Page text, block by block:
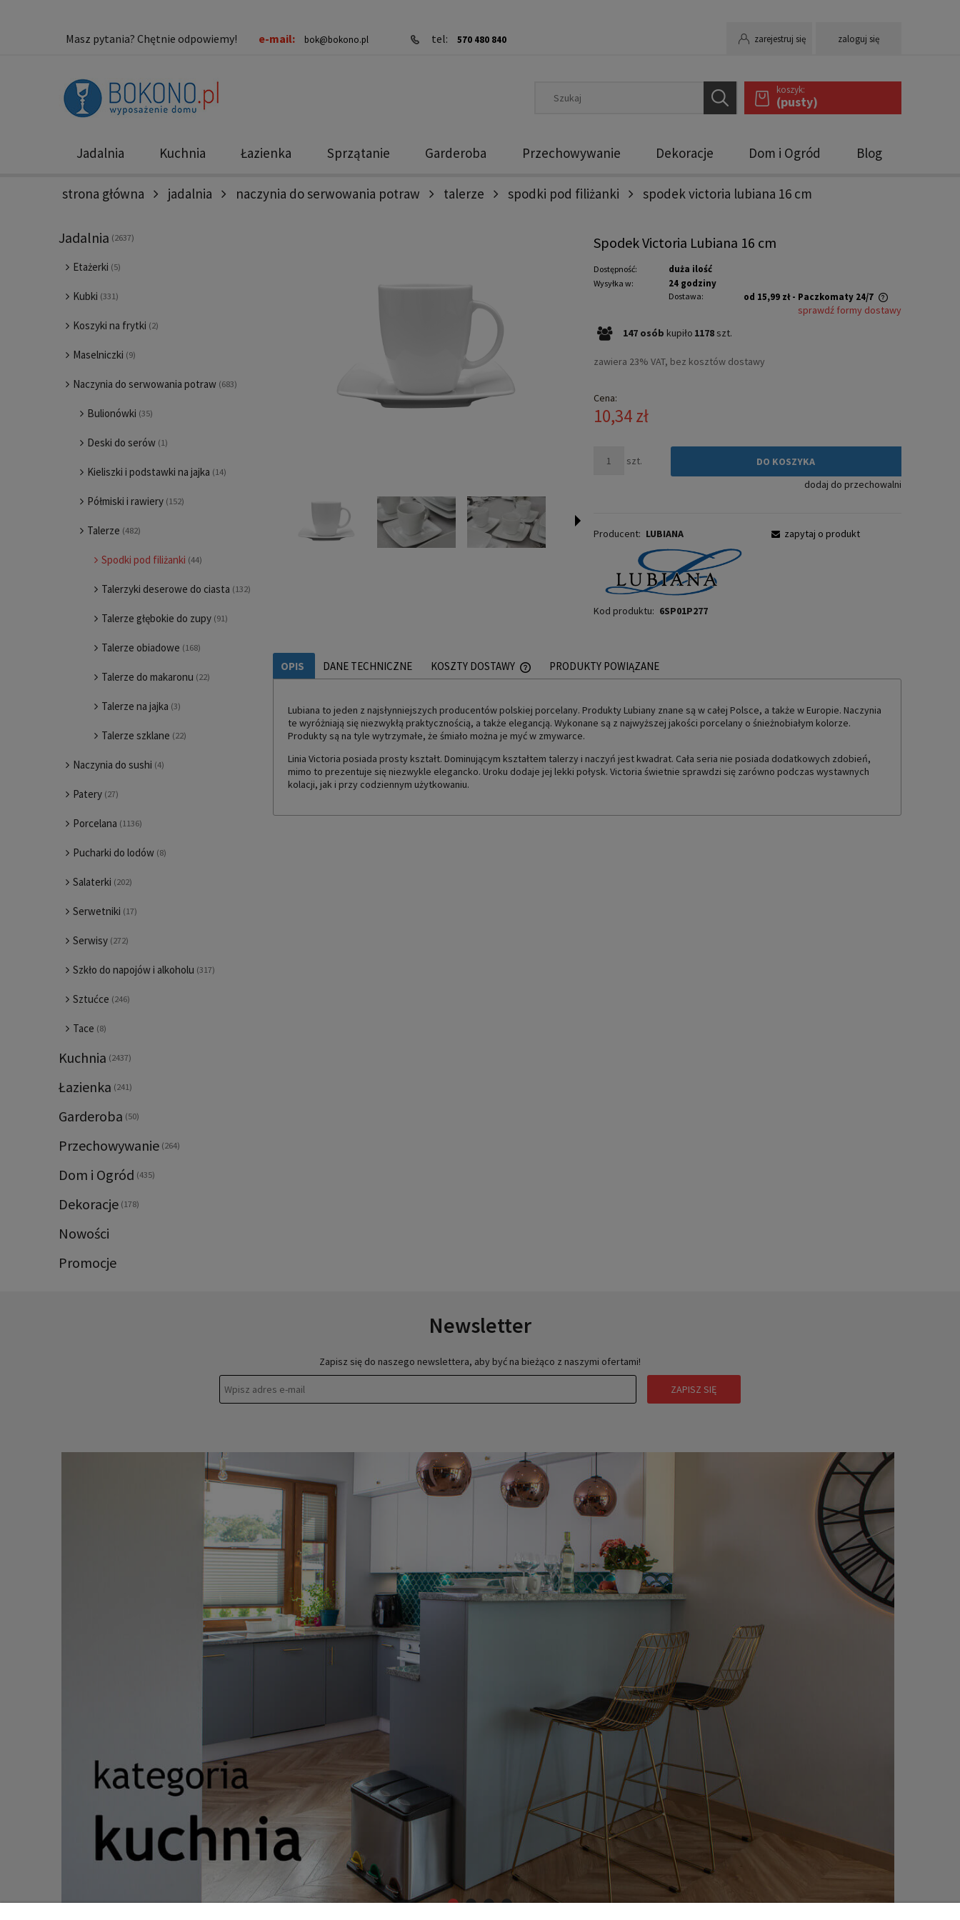
zarejestruj się zaloguj się
Masz pytania? Chętnie odpowiemy! e-mail: bok@bokono.pl tel: 570 480 840
koszyk:
(pusty)
Jadalnia Kuchnia Łazienka Sprzątanie Garderoba Przechowywanie Dekoracje Dom i Ogród Blog
Nowości Promocje
strona główna jadalnia naczynia do serwowania potraw talerze spodki pod filiżanki spodek victoria lubiana 16 cm
Jadalnia (2637)
Etażerki (5)
Kubki (331)
Koszyki na frytki (2)
Maselniczki (9)
Naczynia do serwowania potraw (683)
Bulionówki (35)
Deski do serów (1)
Kieliszki i podstawki na jajka (14)
Półmiski i rawiery (152)
Talerze (482)
Spodki pod filiżanki (44)
Talerzyki deserowe do ciasta (132)
Talerze głębokie do zupy (91)
Talerze obiadowe (168)
Talerze do makaronu (22)
Talerze na jajka (3)
Talerze szklane (22)
Naczynia do sushi (4)
Patery (27)
Porcelana (1136)
Pucharki do lodów (8)
Salaterki (202)
Serwetniki (17)
Serwisy (272)
Szkło do napojów i alkoholu (317)
Sztućce (246)
Tace (8)
Kuchnia (2437)
Łazienka (241)
Garderoba (50)
Przechowywanie (264)
Dom i Ogród (435)
Dekoracje (178)
Nowości
Promocje
Spodek Victoria Lubiana 16 cm
Dostępność: duża ilość
Wysyłka w: 24 godziny
Dostawa: od 15,99 zł - Paczkomaty 24/7
Cena nie zawiera ewentualnych kosztów
sprawdź formy dostawy
147 osób kupiło 1178 szt.
zawiera 23% VAT, bez kosztów dostawy
Cena:
10,34 zł
szt.
DO KOSZYKA
dodaj do przechowalni
Producent: LUBIANA
Kod produktu: 6SP01P277
zapytaj o produkt
OPIS DANE TECHNICZNE KOSZTY DOSTAWY
CENA NIE ZAWIERA EWENTUALNYCH KOSZTÓW
PŁATNOŚCI
PRODUKTY POWIĄZANE
Lubiana to jeden z najsłynniejszych producentów polskiej porcelany. Produkty Lubiany znane są w całej Polsce, a także w Europie. Naczynia
te wyróżniają się niezwykłą praktycznością, a także elegancją. Wykonane są z najwyższej jakości porcelany o śnieżnobiałym kolorze.
Produkty są na tyle wytrzymałe, że śmiało można je myć w zmywarce.
Linia Victoria posiada prosty kształt. Dominującym kształtem talerzy i naczyń jest kwadrat. Cała seria nie posiada dodatkowych zdobień,
mimo to prezentuje się niezwykle elegancko. Uroku dodaje jej lekki połysk. Victoria świetnie sprawdzi się zarówno podczas wystawnych
kolacji, jak i przy codziennym użytkowaniu.
Newsletter
Zapisz się do naszego newslettera, aby być na bieżąco z naszymi ofertami!
ZAPISZ SIĘ